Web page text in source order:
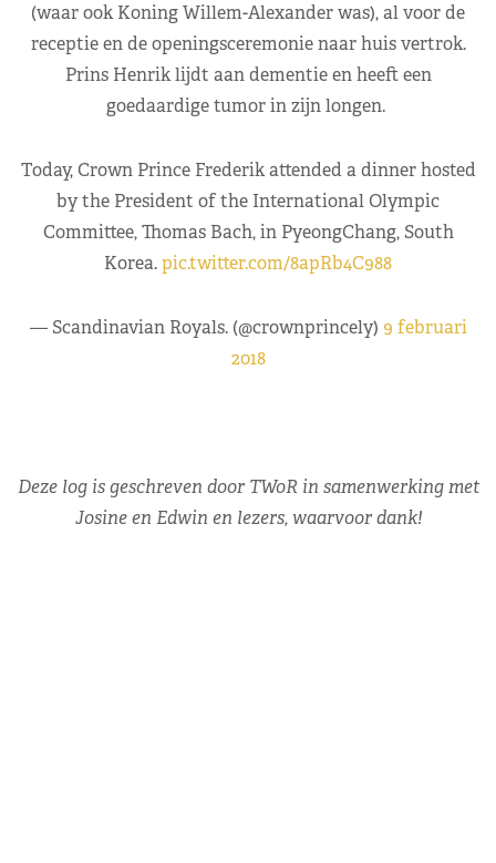
(waar ook Koning Willem-Alexander was), al voor de
receptie en de openingsceremonie naar huis vertrok.
Prins Henrik lijdt aan dementie en heeft een
goedaardige tumor in zijn longen.
Today, Crown Prince Frederik attended a dinner hosted
by the President of the International Olympic
Committee, Thomas Bach, in PyeongChang, South
Korea.pic.twitter.com/8apRb4C988
— Scandinavian Royals. (@crownprincely) 9 februari
2018
Deze log is geschreven door TWoR in samenwerking met
Josine en Edwin en lezers, waarvoor dank!